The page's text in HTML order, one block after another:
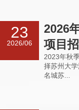
23
2026/06
2026
项目
2023年秋
择苏州大
名城苏...